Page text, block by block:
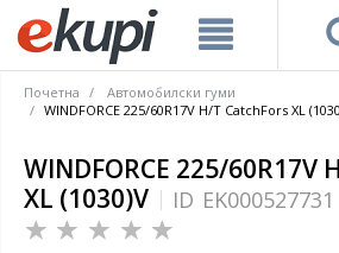
Почетна
Автомобилски гуми
WINDFORCE 225/60R17V H/T CatchFors XL
WINDFORCE 225/60R17V
XL (1030)V
ID EK000527731